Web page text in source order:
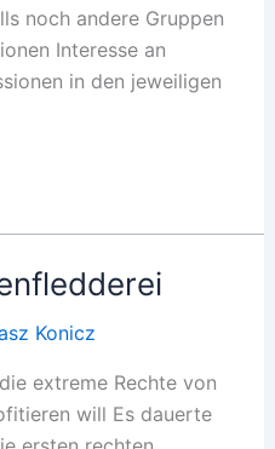
noch andere Gruppen
Interesse an
in den jeweiligen
Konicz
extreme Rechte von
will Es dauerte